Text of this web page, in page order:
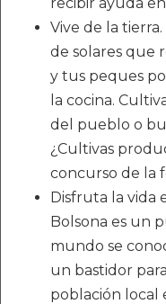
Vive de la
de solares que
y tus peques
la cocina.
del pueblo o
¿Cultivas
concurso de la
Disfruta la vida
Bolsona es un
mundo se
un bastidor
población local